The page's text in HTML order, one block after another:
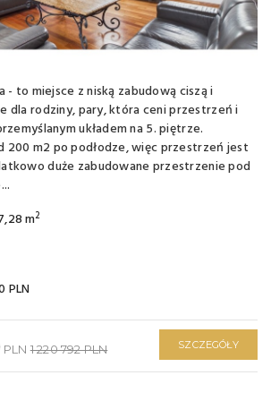
- to miejsce z niską zabudową ciszą i
dla rodziny, pary, która ceni przestrzeń i
układem na 5. piętrze.
200 m2 po podłodze, więc przestrzeń jest
duże zabudowane przestrzenie pod
m2
PLN
PLN1 220 792 PLN SZCZEGÓŁY